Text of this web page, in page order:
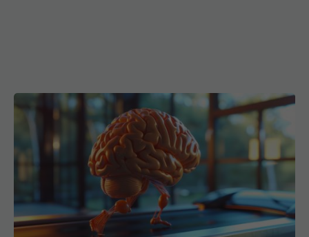
Cum îți poți proteja creierul. Activitatea care
scade riscul de Alzheimer cu 38%
19 feb 2026, 11:12